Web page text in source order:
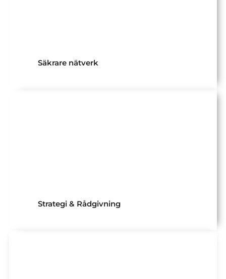
Säkrare nätverk
Strategi & Rådgivning